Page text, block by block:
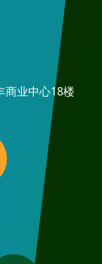
商业中心18楼